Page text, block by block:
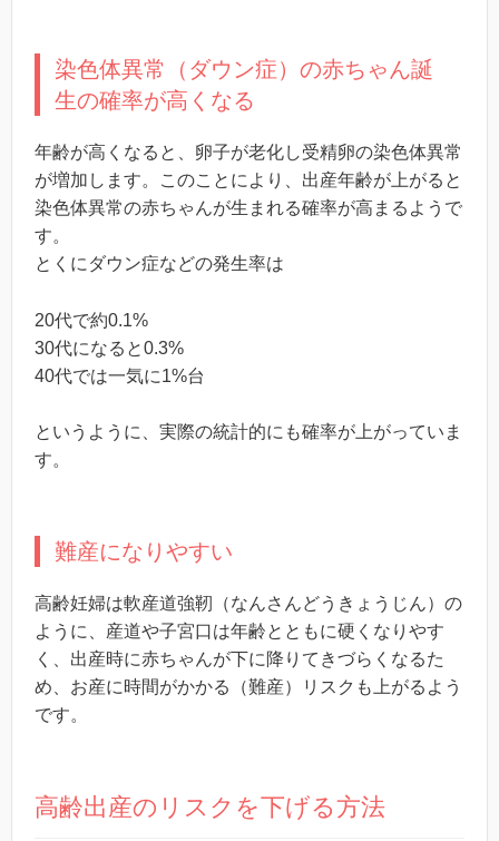
染色体異常（ダウン症）の赤ちゃん誕
生の確率が高くなる
年齢が高くなると、卵子が老化し受精卵の染色体異常
が増加します。
このことにより、出産年齢が上がると
染色体異常の赤ちゃんが生まれる確率が高まるようで
す。
とくにダウン症などの発生率は
20代で約0.1%
30代になると0.3%
40代では一気に1%台
というように、実際の統計的にも確率が上がっていま
す。
難産になりやすい
高齢妊婦は軟産道強靭（なんさんどうきょうじん）の
ように、産道や子宮口は年齢とともに硬くなりやす
く、出産時に赤ちゃんが下に降りてきづらくなるた
め、お産に時間がかかる（難産）リスクも上がるよう
です。
高齢出産のリスクを下げる方法